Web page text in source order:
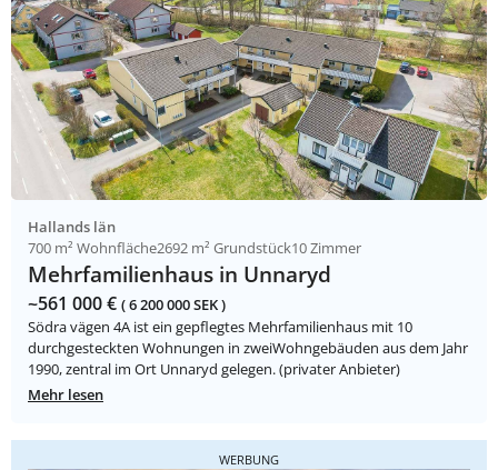
Hallands län
700 m² Wohnfläche2692 m² Grundstück10 Zimmer
Mehrfamilienhaus in Unnaryd
~561 000 € ( 6 200 000 SEK )
Södra vägen 4A ist ein gepflegtes Mehrfamilienhaus mit 10
durchgesteckten Wohnungen in zweiWohngebäuden aus dem Jahr
1990, zentral im Ort Unnaryd gelegen. (privater Anbieter)
Mehr lesen
WERBUNG